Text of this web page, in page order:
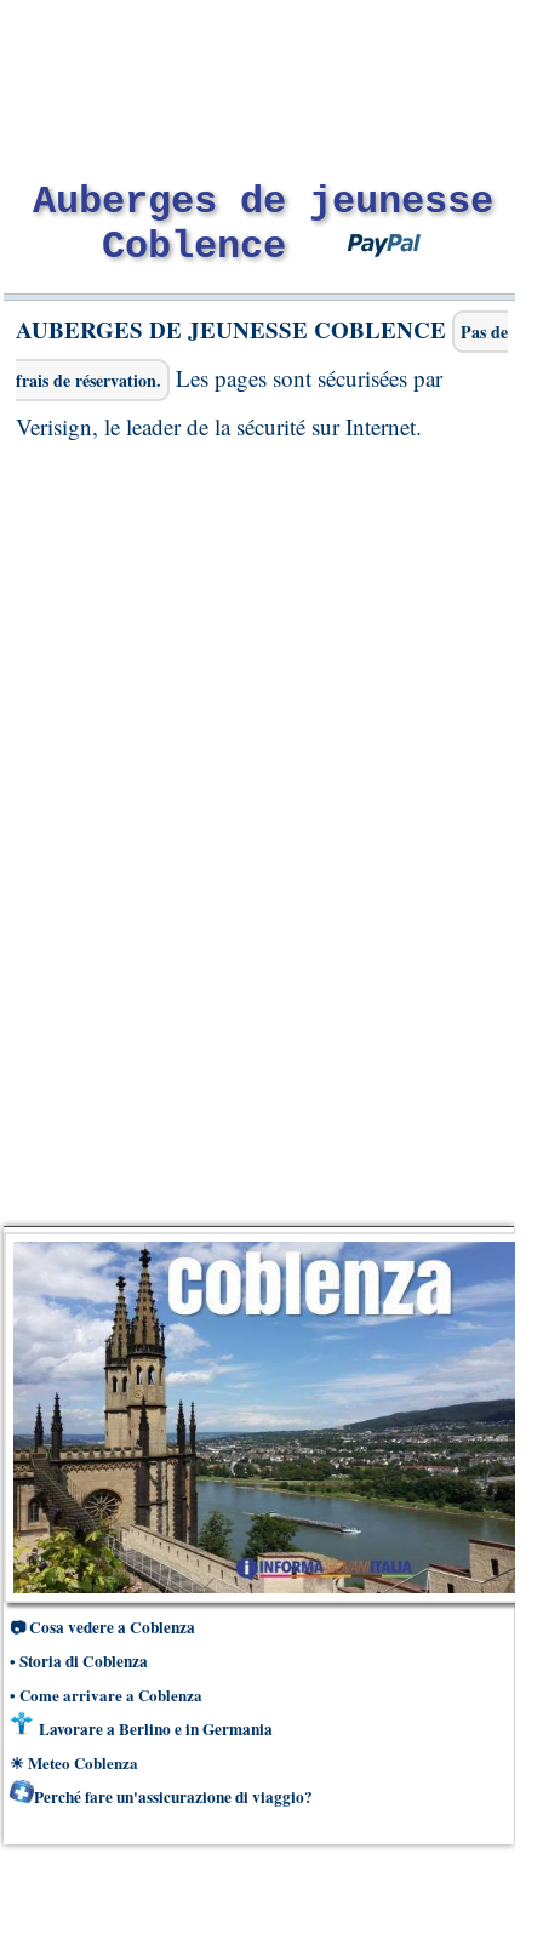
Auberges de jeunesse
Coblence
AUBERGES DE JEUNESSE COBLENCE
Pas de
frais de réservation.
Les pages sont sécurisées par
Verisign, le leader de la sécurité sur Internet.
📷Cosa vedere a Coblenza
• Storia di Coblenza
• Come arrivare a Coblenza
Lavorare a Berlino e in Germania
☀ Meteo Coblenza
Perché fare un'assicurazione di viaggio?